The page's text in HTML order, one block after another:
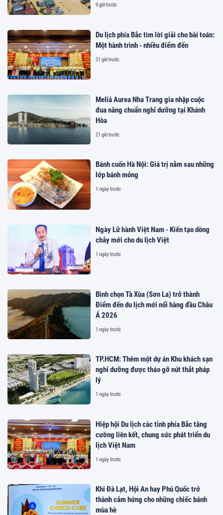
9 giờ trước
Du lịch phía Bắc tìm lời giải cho bài toán:
Một hành trình - nhiều điểm đến
21 giờ trước
Meliá Aurea Nha Trang gia nhập cuộc
đua nâng chuẩn nghỉ dưỡng tại Khánh
Hòa
21 giờ trước
Bánh cuốn Hà Nội: Giá trị nằm sau những
lớp bánh mỏng
1 ngày trước
Ngày Lữ hành Việt Nam - Kiến tạo dòng
chảy mới cho du lịch Việt
1 ngày trước
Bình chọn Tà Xùa (Sơn La) trở thành
Điểm đến du lịch mới nổi hàng đầu Châu
Á 2026
1 ngày trước
TP.HCM: Thêm một dự án Khu khách sạn
nghỉ dưỡng được tháo gỡ nút thắt pháp
lý
1 ngày trước
Hiệp hội Du lịch các tỉnh phía Bắc tăng
cường liên kết, chung sức phát triển du
lịch Việt Nam
1 ngày trước
Khi Đà Lạt, Hội An hay Phú Quốc trở
thành cảm hứng cho những chiếc bánh
mùa hè